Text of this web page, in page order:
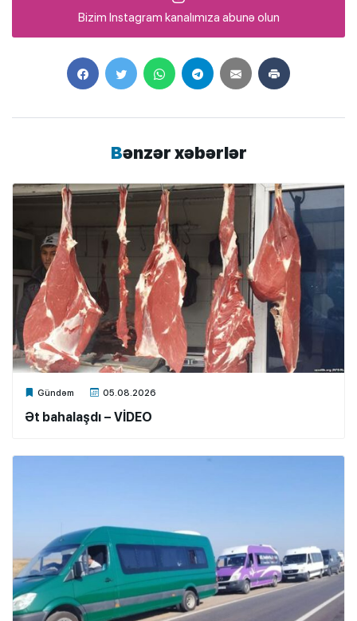
Bizim Instagram kanalımıza abunə olun
Bənzər xəbərlər
Gündəm 05.08.2026
Xalq.Online
Ət bahalaşdı – VİDEO